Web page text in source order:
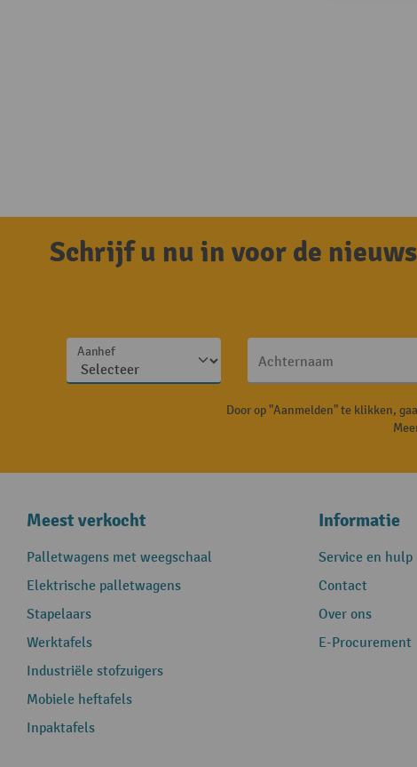
Schrijf u nu in voor de
Aanhef
Achternaam
Door op "Aanmelden" te klikken,
Meest verkocht
Palletwagens met weegschaal
Elektrische palletwagens
Stapelaars
Werktafels
Industriële stofzuigers
Mobiele heftafels
Inpaktafels
Informatie
Service en hulp
Contact
Over ons
E-Procurement